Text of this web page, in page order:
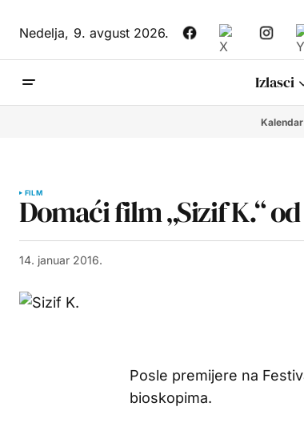
Nedelja,9. avgust 2026.
Izlasci
FILM
Domaći film „Sizif K.“
14. januar 2016.
Posle premijere na
bioskopima.